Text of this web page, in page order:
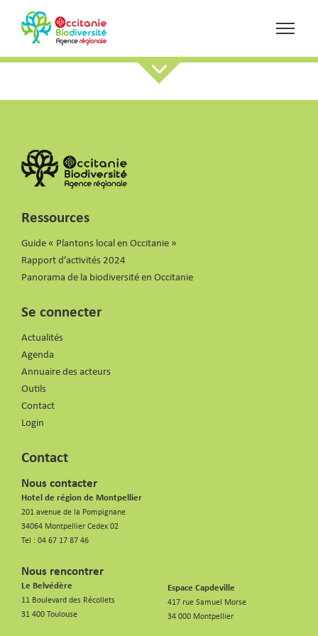
Ressources
Guide « Plantons local en Occitanie »
Rapport d’activités 2024
Panorama de la biodiversité en Occitanie
Se connecter
Actualités
Agenda
Annuaire des acteurs
Outils
Contact
Login
Contact
Nous contacter
Hotel de région de Montpellier
201 avenue de la Pompignane
34064 Montpellier Cedex 02
Tel : 04 67 17 87 46
Nous rencontrer
Le Belvédère
11 Boulevard des Récollets
31 400 Toulouse
Espace Capdeville
417 rue Samuel Morse
34 000 Montpellier